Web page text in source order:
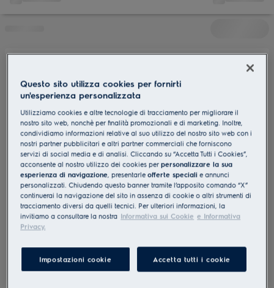
Questo sito utilizza cookies per fornirti
un'esperienza personalizzata
Utilizziamo cookies e altre tecnologie di tracciamento per migliorare il
nostro sito web, nonchè per finalità promozionali e di marketing. Inoltre,
condividiamo informazioni relative al suo utilizzo del nostro sito web con i
nostri partner pubblicitari e altri partner commerciali che forniscono
servizi di social media e di analisi. Cliccando su “Accetta Tutti i Cookies”,
acconsente al nostro utilizzo dei cookies perpersonalizzare la sua
esperienza di navigazione, presentarleofferte speciali e annunci
personalizzati. Chiudendo questo banner tramite l’apposito comando “X”
continuerai la navigazione del sito in assenza di cookie o altri strumenti di
tracciamento diversi da quelli tecnici. Per ulteriori informazioni, la
invitiamo a consultare la nostra Informativa sui Cookie e Informativa
Privacy.
Impostazioni cookie Accetta tutti i cookie